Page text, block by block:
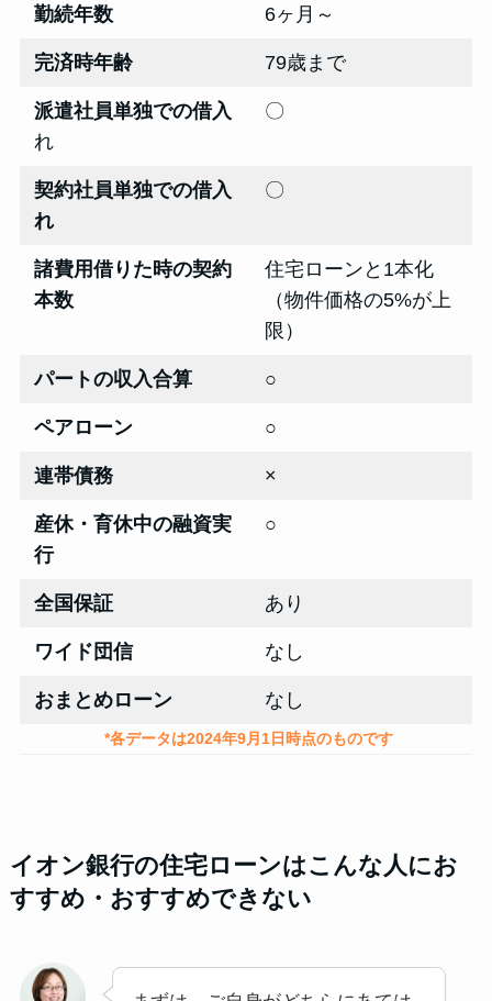
勤続年数 6ヶ月～
完済時年齢 79歳まで
派遣社員単独での借入
れ
〇
契約社員単独での借入
れ
〇
諸費用借りた時の契約
本数
住宅ローンと1本化
（物件価格の5%が上
限）
パートの収入合算 ○
ペアローン ○
連帯債務 ×
産休・育休中の融資実
行
○
全国保証 あり
ワイド団信 なし
おまとめローン なし
*各データは2024年9月1日時点のものです
イオン銀行の住宅ローンはこんな人にお
すすめ・おすすめできない